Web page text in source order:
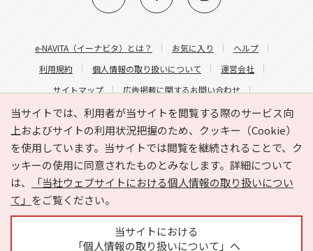
当サイトでは、利用者が当サイトを閲覧する際のサービス向
上およびサイトの利用状況把握のため、クッキー（Cookie）
を使用しています。当サイトでは閲覧を継続されることで、ク
ッキーの使用に同意されたものとみなします。詳細について
は、
「当社ウェブサイトにおける個人情報の取り扱いについ
て」 をご覧ください。
当サイトにおける
「個人情報の取り扱いについて」へ
e-NAVITA（イーナビタ）とは？ お気に入り
ヘルプ
利用規約
個人情報の取り扱いについて
運営会社
サイトマップ
広告掲載に関するお問い合わせ
サイトの内容に関するお問い合わせ
Copyright © HYOJITO.Co.,Ltd. All Rights Reserved.